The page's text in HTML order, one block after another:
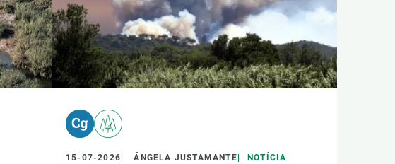
15-07-2026 ÁNGELA JUSTAMANTE NOTÍCIA